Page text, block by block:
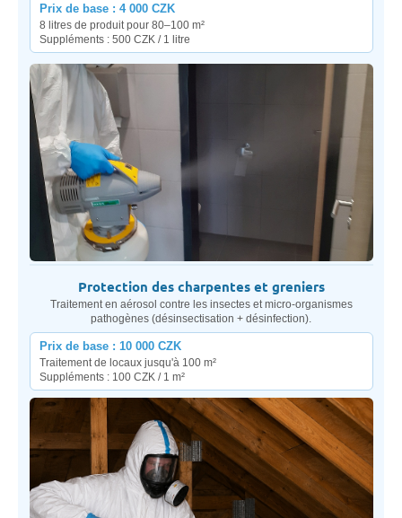
Prix de base : 4 000 CZK
8 litres de produit pour 80–100 m²
Suppléments : 500 CZK / 1 litre
Protection des charpentes et greniers
Traitement en aérosol contre les insectes et micro-organismes
pathogènes (désinsectisation + désinfection).
Prix de base : 10 000 CZK
Traitement de locaux jusqu'à 100 m²
Suppléments : 100 CZK / 1 m²